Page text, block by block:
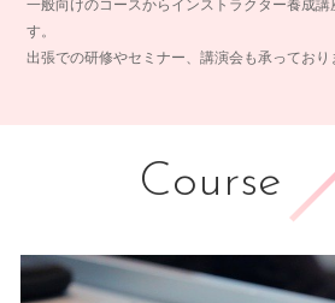
一般向けのコースからインストラクター養成講
す。
出張での研修やセミナー、講演会も承っており
Course